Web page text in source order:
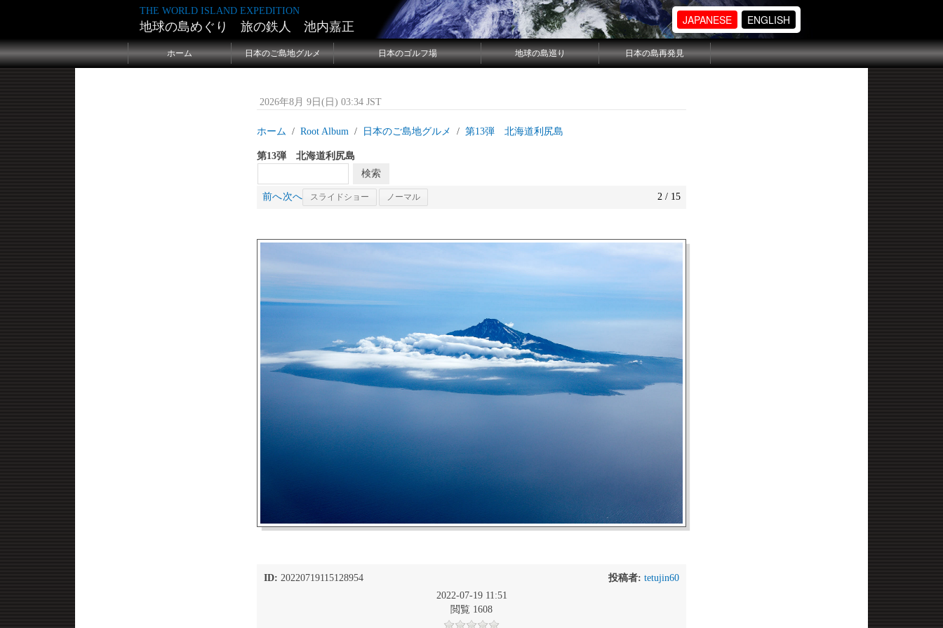
THE WORLD ISLAND EXPEDITION
地球の島めぐり 旅の鉄人 池内嘉正 JAPANESE ENGLISH
ホーム 日本のご島地グルメ 日本のゴルフ場 地球の島巡り 日本の島再発見
2026年8月 9日(日) 03:34 JST
ホーム Root Album 日本のご島地グルメ 第13弾 北海道利尻島
第13弾 北海道利尻島
前へ次へ スライドショー ノーマル 2 / 15
ID: 20220719115128954 投稿者: tetujin60
2022-07-19 11:51
閲覧 1608